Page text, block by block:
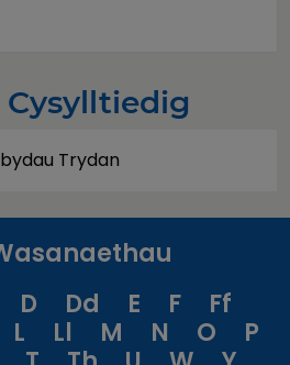
Trydan
D Dd E F
Ff
L Ll M N O
P